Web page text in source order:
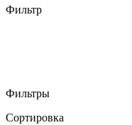
Фильтр
Фильтры
Сортировка